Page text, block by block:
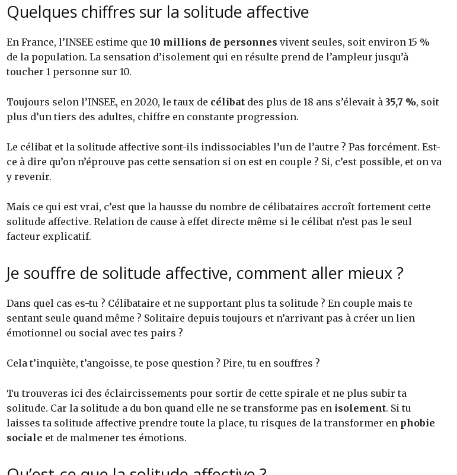
Quelques chiffres sur la solitude affective
En France, l’INSEE estime que 10 millions de personnes vivent seules, soit environ 15 %
de la population. La sensation d’isolement qui en résulte prend de l’ampleur jusqu’à
toucher 1 personne sur 10.
Toujours selon l’INSEE, en 2020, le taux de célibat des plus de 18 ans s’élevait à 35,7 %, soit
plus d’un tiers des adultes, chiffre en constante progression.
Le célibat et la solitude affective sont-ils indissociables l’un de l’autre ? Pas forcément. Est-
ce à dire qu’on n’éprouve pas cette sensation si on est en couple ? Si, c’est possible, et on va
y revenir.
Mais ce qui est vrai, c’est que la hausse du nombre de célibataires accroît fortement cette
solitude affective. Relation de cause à effet directe même si le célibat n’est pas le seul
facteur explicatif.
Je souffre de solitude affective, comment aller mieux ?
Dans quel cas es-tu ? Célibataire et ne supportant plus ta solitude ? En couple mais te
sentant seule quand même ? Solitaire depuis toujours et n’arrivant pas à créer un lien
émotionnel ou social avec tes pairs ?
Cela t’inquiète, t’angoisse, te pose question ? Pire, tu en souffres ?
Tu trouveras ici des éclaircissements pour sortir de cette spirale et ne plus subir ta
solitude. Car la solitude a du bon quand elle ne se transforme pas en isolement. Si tu
laisses ta solitude affective prendre toute la place, tu risques de la transformer en phobie
sociale et de malmener tes émotions.